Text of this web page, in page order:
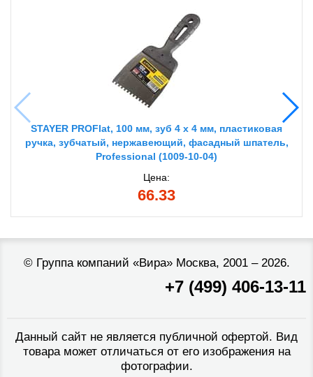
STAYER PROFlat, 100 мм, зуб 4 х 4 мм, пластиковая
ручка, зубчатый, нержавеющий, фасадный шпатель,
Professional (1009-10-04)
Цена:
66.33
© Группа компаний «Вира»Москва, 2001 – 2026.
+7 (499) 406-13-11
Данный сайт не является публичной офертой. Вид
товара может отличаться от его изображения на
фотографии.